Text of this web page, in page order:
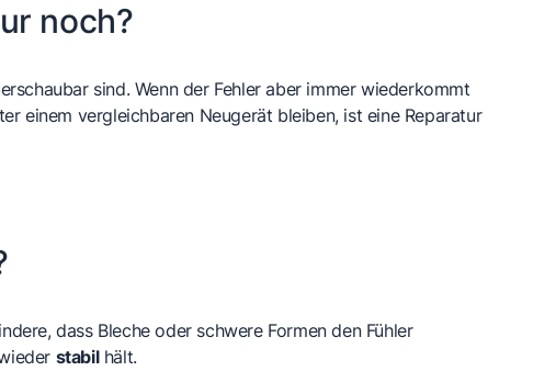
noch?
sind. Wenn der Fehler aber immer wiederkommt
einem vergleichbaren Neugerät bleiben, ist eine Reparatur
dass Bleche oder schwere Formen den Fühler
stabilhält.